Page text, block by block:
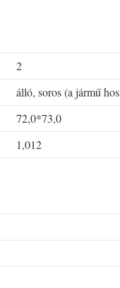
2
álló, soros (a jármű
72,0*73,0
1,012